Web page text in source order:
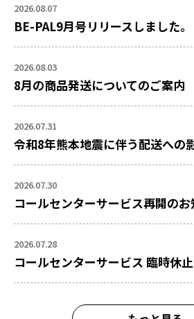
2026.08.07
BE-PAL9月号リリースしました。
2026.08.03
8月の商品発送についてのご案内
2026.07.31
令和8年熊本地震に伴う配送への
2026.07.30
コールセンターサービス再開のお
2026.07.28
コールセンターサービス 臨時休